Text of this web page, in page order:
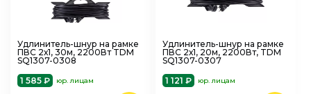
Удлинитель-шнур на рамке
ПВС 2х1, 30м, 2200Вт TDM
SQ1307-0308
1 585 ₽
юр. лицам
Удлинитель-шнур на рамке
ПВС 2х1, 20м, 2200Вт, TDM
SQ1307-0307
1 121 ₽
юр. лицам